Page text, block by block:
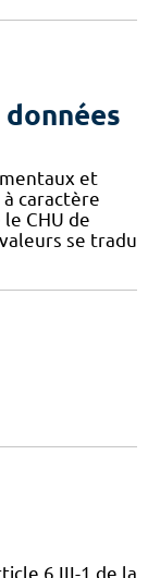
et
caractère
CHU de
se tradu
6 III-1 de la